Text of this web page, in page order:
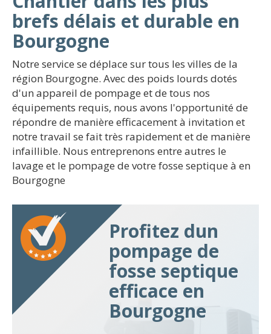
brefs délais et durable en
Bourgogne
Notre service se déplace sur tous les villes de la
région Bourgogne. Avec des poids lourds dotés
d'un appareil de pompage et de tous nos
équipements requis, nous avons l'opportunité de
répondre de manière efficacement à invitation et
notre travail se fait très rapidement et de manière
infaillible. Nous entreprenons entre autres le
lavage et le pompage de votre fosse septique à en
Bourgogne
Profitez dun
pompage de
fosse septique
efficace en
Bourgogne